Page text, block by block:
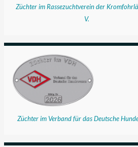
Züchter im Rassezuchtverein der
V.
Züchter im Verband für das Deutsche